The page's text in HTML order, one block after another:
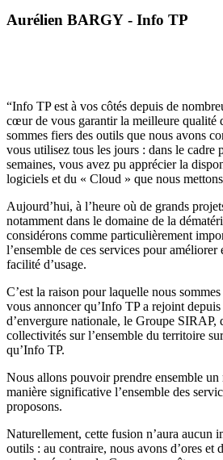
Aurélien BARGY - Info TP
“Info TP est à vos côtés depuis de
cœur de vous garantir la meilleure qualité
sommes fiers des outils que nous avons
vous utilisez tous les jours : dans le cadre
semaines, vous avez pu apprécier la
logiciels et du « Cloud » que nous
Aujourd’hui, à l’heure où de grands
notamment dans le domaine de la
considérons comme particulièrement
l’ensemble de ces services pour
facilité d’usage.
C’est la raison pour laquelle nous
vous annoncer qu’Info TP a rejoint
d’envergure nationale, le Groupe SIRAP,
collectivités sur l’ensemble du territoire
qu’Info TP.
Nous allons pouvoir prendre ensemble
manière significative l’ensemble des
proposons.
Naturellement, cette fusion n’aura aucun
outils : au contraire, nous avons d’ores et